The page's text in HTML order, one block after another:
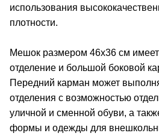
использования
плотности.
Мешок размером 46х36 см
отделение и большой боковой
Передний карман может
отделения с возможностью
уличной и сменной обуви, а
формы и одежды для